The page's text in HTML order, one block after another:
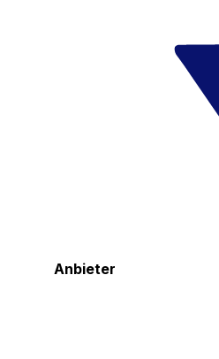
Anbieter